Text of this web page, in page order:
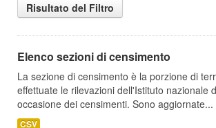
Risultato del Filtro
Elenco sezioni di censimento
La sezione di censimento è la porzione di
effettuate le rilevazioni dell'Istituto nazionale
occasione dei censimenti. Sono aggiornate...
CSV